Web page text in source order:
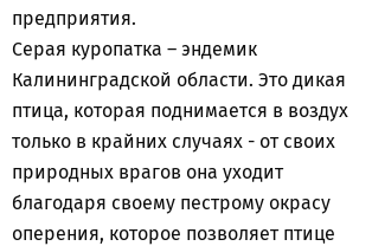
предприятия.
Серая куропатка – эндемик
Калининградской области. Это дикая
птица, которая поднимается в воздух
только в крайних случаях - от своих
природных врагов она уходит
благодаря своему пестрому окрасу
оперения, которое позволяет птице